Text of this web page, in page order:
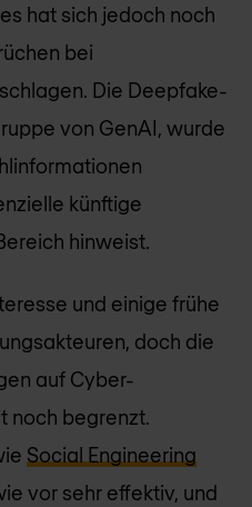
hat sich jedoch noch
bei
Die Deepfake-
von GenAI, wurde
künftige
hinweist.
und einige frühe
doch die
auf Cyber-
noch begrenzt.
Social Engineering
vor sehr effektiv, und